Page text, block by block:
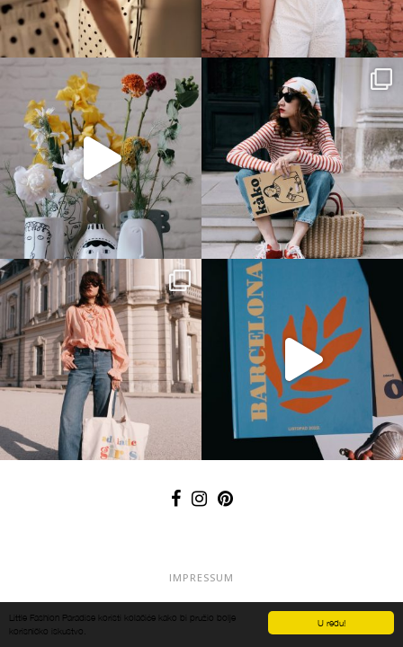
U redu!
Little Fashion Paradise koristi kolačiće kako bi pružio bolje
korisničko iskustvo.
IMPRESSUM